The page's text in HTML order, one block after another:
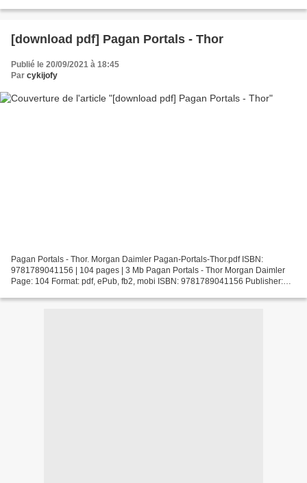
[download pdf] Pagan Portals - Thor
Publié le 20/09/2021 à 18:45
Par cykijofy
Pagan Portals - Thor. Morgan Daimler Pagan-Portals-Thor.pdf ISBN:
9781789041156 | 104 pages | 3 Mb Pagan Portals - Thor Morgan Daimler
Page: 104 Format: pdf, ePub, fb2, mobi ISBN: 9781789041156 Publisher: